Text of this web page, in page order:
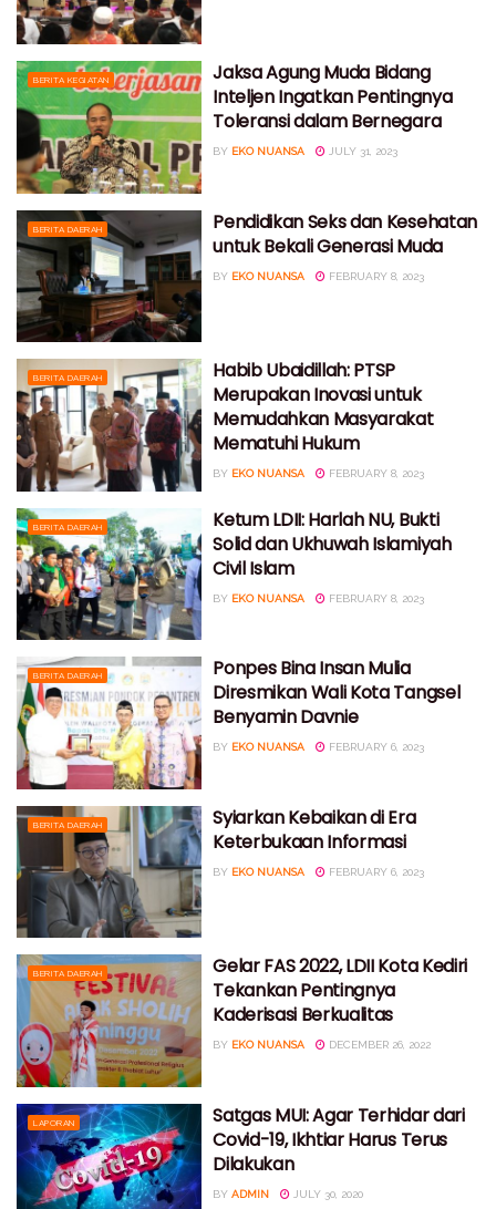
BERITA KEGIATAN
Jaksa Agung Muda Bidang
Inteljen Ingatkan Pentingnya
Toleransi dalam Bernegara
BY EKO NUANSA JULY 31, 2023
BERITA DAERAH
Pendidikan Seks dan Kesehatan
untuk Bekali Generasi Muda
BY EKO NUANSA FEBRUARY 8, 2023
BERITA DAERAH
Habib Ubaidillah: PTSP
Merupakan Inovasi untuk
Memudahkan Masyarakat
Mematuhi Hukum
BY EKO NUANSA FEBRUARY 8, 2023
BERITA DAERAH
Ketum LDII: Harlah NU, Bukti
Solid dan Ukhuwah Islamiyah
Civil Islam
BY EKO NUANSA FEBRUARY 8, 2023
BERITA DAERAH
Ponpes Bina Insan Mulia
Diresmikan Wali Kota Tangsel
Benyamin Davnie
BY EKO NUANSA FEBRUARY 6, 2023
BERITA DAERAH
Syiarkan Kebaikan di Era
Keterbukaan Informasi
BY EKO NUANSA FEBRUARY 6, 2023
BERITA DAERAH
Gelar FAS 2022, LDII Kota Kediri
Tekankan Pentingnya
Kaderisasi Berkualitas
BY EKO NUANSA DECEMBER 26, 2022
LAPORAN
Satgas MUI: Agar Terhidar dari
Covid-19, Ikhtiar Harus Terus
Dilakukan
BY ADMIN JULY 30, 2020